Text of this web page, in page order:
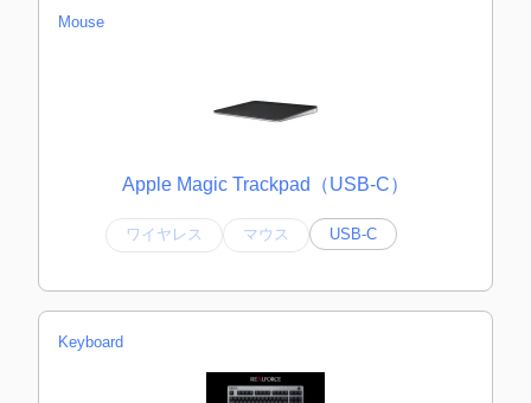
Mouse
Apple Magic Trackpad（USB‑C）
ワイヤレス マウス USB-C
Keyboard